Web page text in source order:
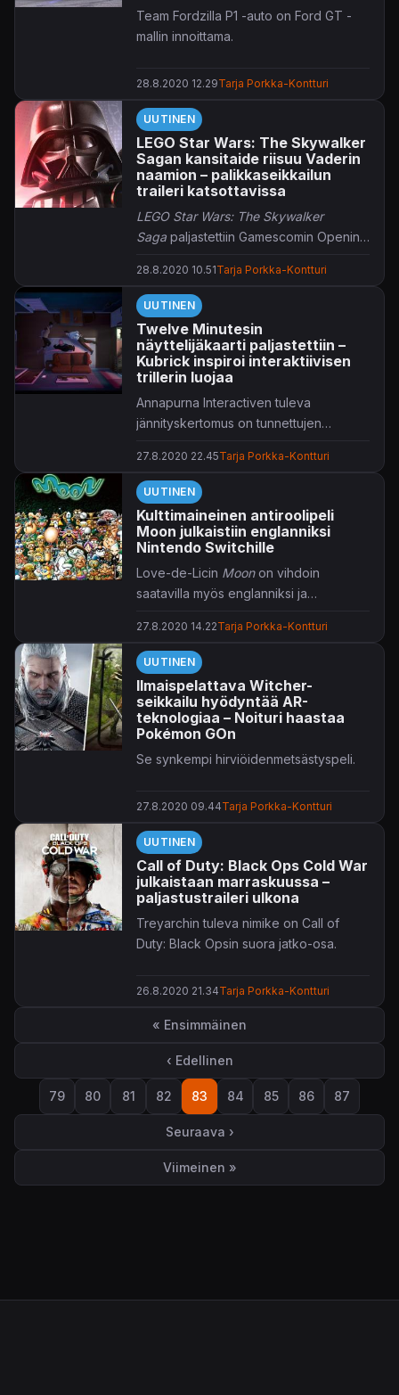
Team Fordzilla P1 -auto on Ford GT -
mallin innoittama.
28.8.2020 12.29Tarja Porkka-Kontturi
UUTINEN
LEGO Star Wars: The Skywalker
Sagan kansitaide riisuu Vaderin
naamion – palikkaseikkailun
traileri katsottavissa
LEGO Star Wars: The Skywalker
Saga paljastettiin Gamescomin Opening
28.8.2020 10.51Tarja Porkka-Kontturi
UUTINEN
Twelve Minutesin
näyttelijäkaarti paljastettiin –
Kubrick inspiroi interaktiivisen
trillerin luojaa
Annapurna Interactiven tuleva
jännityskertomus on tunnettujen
27.8.2020 22.45Tarja Porkka-Kontturi
UUTINEN
Kulttimaineinen antiroolipeli
Moon julkaistiin englanniksi
Nintendo Switchille
Love-de-Licin Moonon vihdoin
saatavilla myös englanniksi ja
27.8.2020 14.22Tarja Porkka-Kontturi
UUTINEN
Ilmaispelattava Witcher-
seikkailu hyödyntää AR-
teknologiaa – Noituri haastaa
Pokémon GOn
Se synkempi hirviöidenmetsästyspeli.
27.8.2020 09.44Tarja Porkka-Kontturi
UUTINEN
Call of Duty: Black Ops Cold War
julkaistaan marraskuussa –
paljastustraileri ulkona
Treyarchin tuleva nimike on Call of
Duty: Black Opsin suora jatko-osa.
26.8.2020 21.34Tarja Porkka-Kontturi
Sivutus
Ensimmäinen sivu
« Ensimmäinen
Edellinen sivu
‹ Edellinen
Sivu
79
Sivu
80
Sivu
81
Sivu
82
Sivu
83
Sivu
84
Sivu
85
Sivu
86
Sivu
87
Seuraava sivu
Seuraava ›
Viimeinen sivu
Viimeinen »